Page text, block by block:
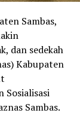
partisipasi
bedah
modal usaha,
terdapat
Sambas,
dan sedekah
Kabupaten
Sosialisasi
Sambas.